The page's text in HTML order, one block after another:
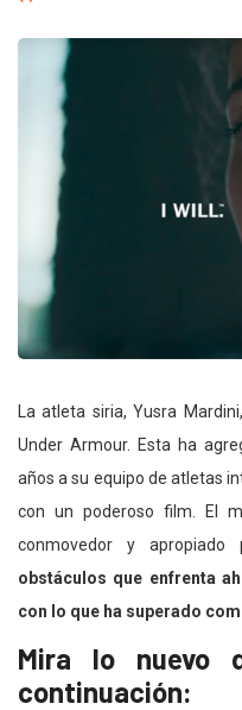
La atleta siria, Yusra
Under Armour. Esta ha
años a su equipo de atletas
con un poderoso film. El
conmovedor y apropiado
obstáculos que enfrenta
con lo que ha superado
Mira lo nuevo
continuación: